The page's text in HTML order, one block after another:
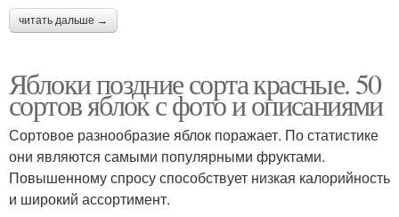
читать дальше →
Яблоки поздние сорта красные. 50
сортов яблок с фото и описаниями
Сортовое разнообразие яблок поражает. По статистике
они являются самыми популярными фруктами.
Повышенному спросу способствует низкая калорийность
и широкий ассортимент.